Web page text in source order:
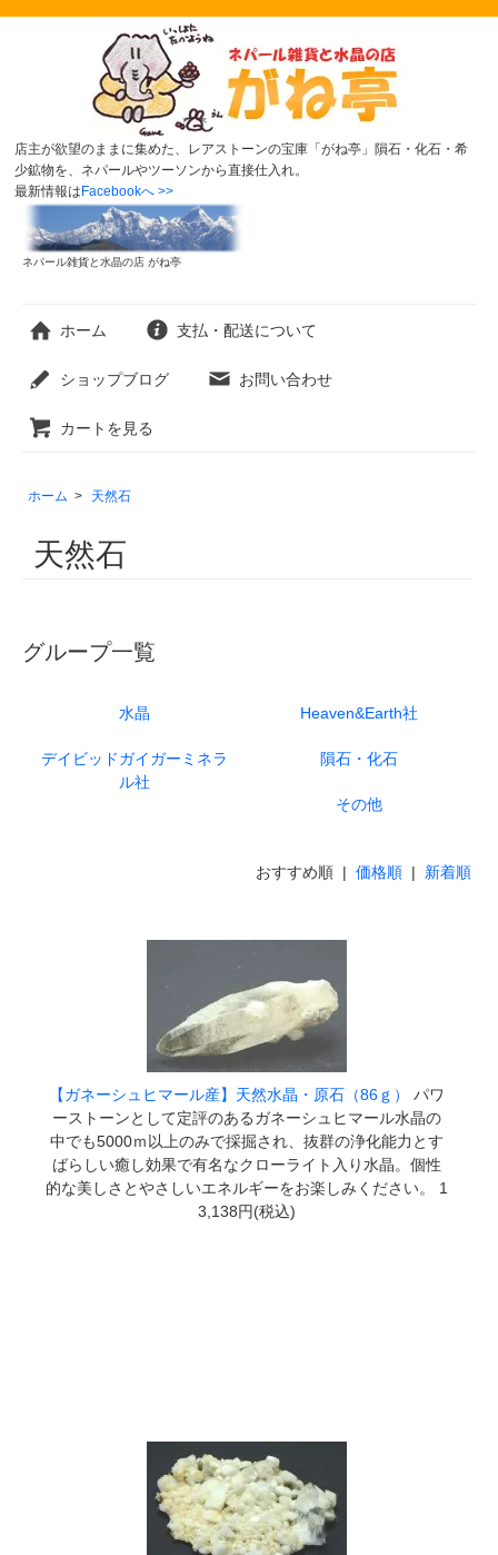
店主が欲望のままに集めた、レアストーンの宝庫「がね亭」隕石・化石・希
少鉱物を、ネパールやツーソンから直接仕入れ。
最新情報は Facebookへ >>
ネパール雑貨と水晶の店 がね亭
ホーム 支払・配送について
ショップブログ お問い合わせ
カートを見る
ホーム > 天然石
天然石
グループ一覧
水晶 Heaven&Earth社
デイビッドガイガーミネラ
ル社
隕石・化石
その他
おすすめ順 | 価格順| 新着順
【ガネーシュヒマール産】天然水晶・原石（86ｇ）
パワ
ーストーンとして定評のあるガネーシュヒマール水晶の
中でも5000ｍ以上のみで採掘され、抜群の浄化能力とす
ばらしい癒し効果で有名なクローライト入り水晶。個性
的な美しさとやさしいエネルギーをお楽しみください。 1
3,138円(税込)